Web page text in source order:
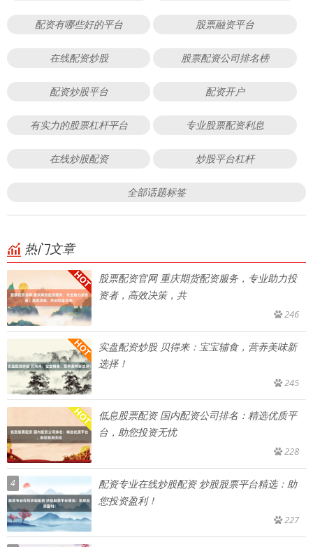
配资有哪些好的平台 股票融资平台
在线配资炒股 股票配资公司排名榜
配资炒股平台 配资开户
有实力的股票杠杆平台 专业股票配资利息
在线炒股配资 炒股平台杠杆
全部话题标签
热门文章
股票配资官网 重庆期货配资服务，专业助力投
资者，高效决策，共
246
实盘配资炒股 贝得来：宝宝辅食，营养美味新
选择！
245
低息股票配资 国内配资公司排名：精选优质平
台，助您投资无忧
228
4
配资专业在线炒股配资 炒股股票平台精选：助
您投资盈利！
227